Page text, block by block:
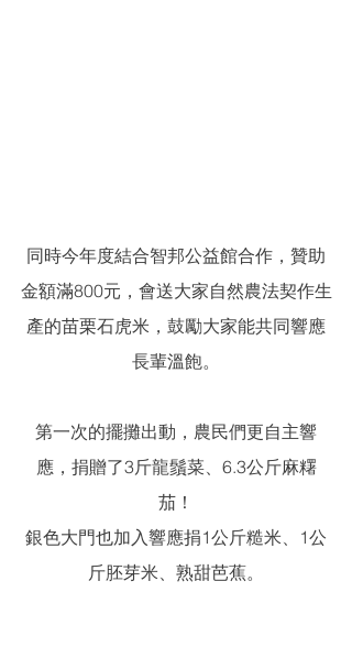
同時今年度結合智邦公益館合作，贊助
金額滿800元，會送大家自然農法契作生
產的苗栗石虎米，鼓勵大家能共同響應
長輩溫飽。
第一次的擺攤出動，農民們更自主響
應，捐贈了3斤龍鬚菜、6.3公斤麻糬
茄！
銀色大門也加入響應捐1公斤糙米、1公
斤胚芽米、熟甜芭蕉。